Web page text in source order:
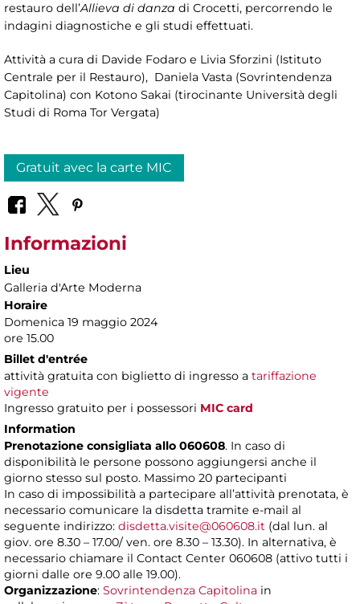
restauro dell’Allieva di danza di Crocetti, percorrendo le
indagini diagnostiche e gli studi effettuati.
Attività a cura di Davide Fodaro e Livia Sforzini (Istituto
Centrale per il Restauro), Daniela Vasta (Sovrintendenza
Capitolina) con Kotono Sakai (tirocinante Università degli
Studi di Roma Tor Vergata)
Gratuit avec la carte MIC
Informazioni
Lieu
Galleria d'Arte Moderna
Horaire
Domenica 19 maggio 2024
ore 15.00
Billet d'entrée
attività gratuita con biglietto di ingresso a tariffazione
vigente
Ingresso gratuito per i possessori MIC card
Information
Prenotazione consigliata allo 060608. In caso di
disponibilità le persone possono aggiungersi anche il
giorno stesso sul posto. Massimo 20 partecipanti
In caso di impossibilità a partecipare all’attività prenotata, è
necessario comunicare la disdetta tramite e-mail al
seguente indirizzo: disdetta.visite@060608.it (dal lun. al
giov. ore 8.30 – 17.00/ ven. ore 8.30 – 13.30). In alternativa, è
necessario chiamare il Contact Center 060608 (attivo tutti i
giorni dalle ore 9.00 alle 19.00).
Organizzazione: Sovrintendenza Capitolina in